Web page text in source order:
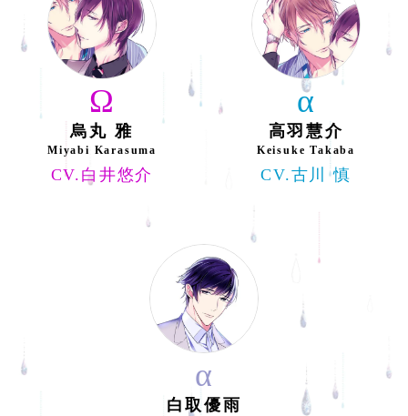
Ω
烏丸 雅
Miyabi Karasuma
CV.白井悠介
α
高羽慧介
Keisuke Takaba
CV.古川 慎
α
白取優雨